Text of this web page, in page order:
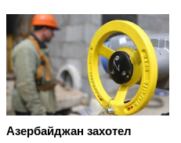
Азербайджан захотел